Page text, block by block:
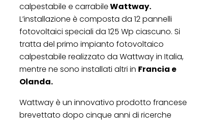
calpestabile e carrabileWattway.
L’installazione è composta da 12 pannelli
fotovoltaici speciali da 125 Wp ciascuno. Si
tratta del primo impianto fotovoltaico
calpestabile realizzato da Wattway in Italia,
mentre ne sono installati altri in Francia e
Olanda.
Wattway è un innovativo prodotto francese
brevettato dopo cinque anni di ricerche